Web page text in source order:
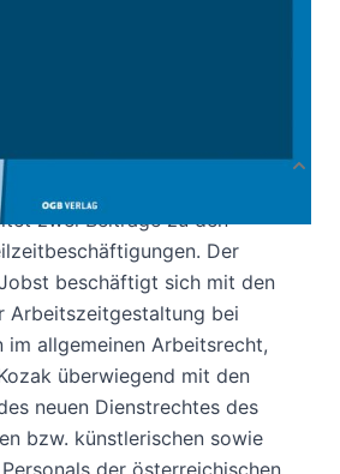
zwei Beiträge zu den
Der
beschäftigt sich mit den
Arbeitszeitgestaltung bei
allgemeinen Arbeitsrecht,
überwiegend mit den
neuen Dienstrechtes des
bzw. künstlerischen sowie
der österreichischen